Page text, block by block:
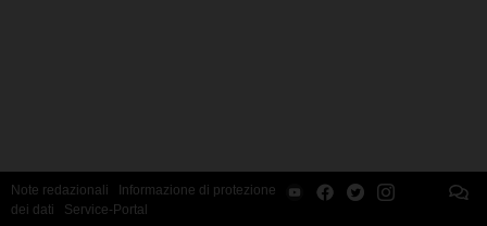
Note redazionali
Informazione di protezione
dei dati
Service-Portal